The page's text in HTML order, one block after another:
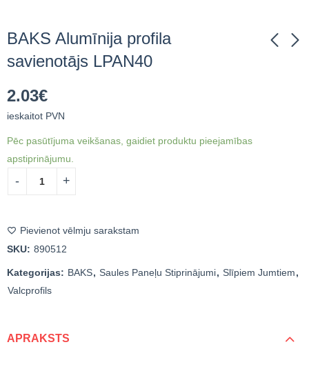
BAKS Alumīnija profila
savienotājs LPAN40
2.03€
ieskaitot PVN
Pēc pasūtījuma veikšanas, gaidiet produktu pieejamības
apstiprinājumu.
Pievienot vēlmju sarakstam
SKU: 890512
Kategorijas: BAKS, Saules Paneļu Stiprinājumi, Slīpiem Jumtiem,
Valcprofils
APRAKSTS